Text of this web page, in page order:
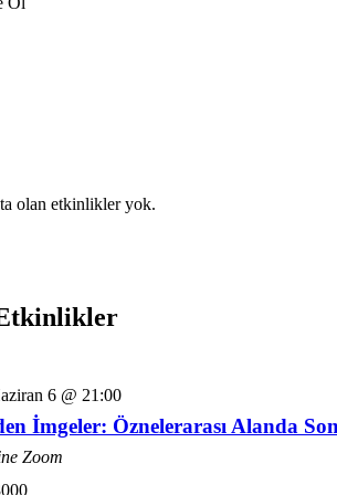
olan etkinlikler yok.
6 @ 21:00
İmgeler: Öznelerarası Alanda
Zoom